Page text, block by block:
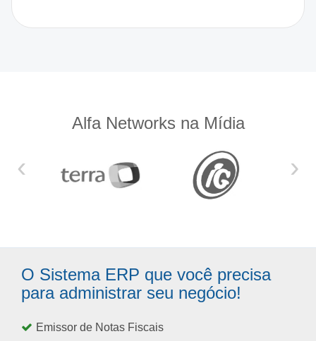
Alfa Networks na Mídia
‹ ›
O Sistema ERP que você precisa
para administrar seu negócio!
Emissor de Notas Fiscais